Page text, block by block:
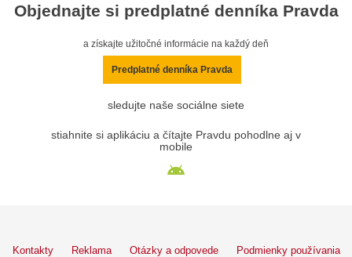
Objednajte si predplatné denníka Pravda
a získajte užitočné informácie na každý deň
Predplatné denníka Pravda
sledujte naše sociálne siete
stiahnite si aplikáciu a čítajte Pravdu pohodlne aj v
mobile
Kontakty Reklama Otázky a odpovede Podmienky používania